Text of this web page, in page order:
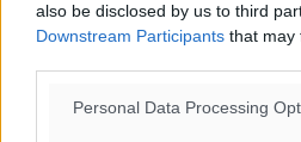
also be disclosed by us to third
Downstream Participants that may
Personal Data Processing
προχωρούν ο Δήμος Κορίνθου
Οργανισμός Τουρισμού.
16.08.25, 15:00